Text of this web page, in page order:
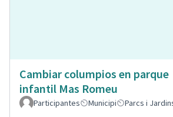
Cambiar columpios en parque
infantil Mas Romeu
Participantes Municipi Parcs i